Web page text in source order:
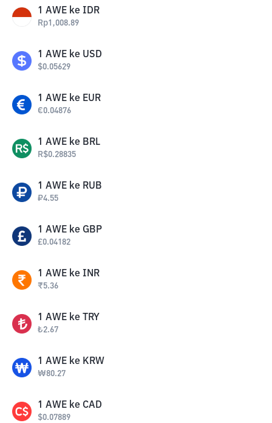
1 AWE ke IDR
Rp1,008.89
1 AWE ke USD
$0.05629
1 AWE ke EUR
€0.04876
1 AWE ke BRL
R$0.28835
1 AWE ke RUB
₽4.55
1 AWE ke GBP
£0.04182
1 AWE ke INR
₹5.36
1 AWE ke TRY
₺2.67
1 AWE ke KRW
₩80.27
1 AWE ke CAD
$0.07889